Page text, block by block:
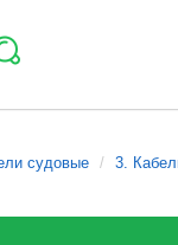
судовые 3.